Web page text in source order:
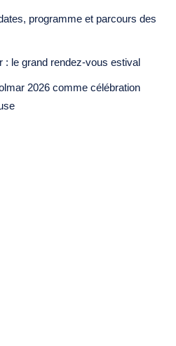
programme et parcours des
: le grand rendez-vous estival
2026 comme célébration